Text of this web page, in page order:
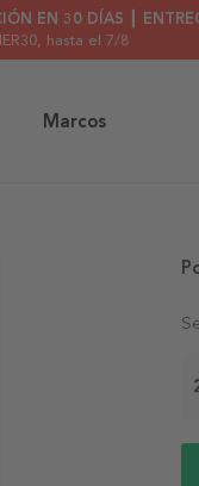
EN 30 DÍAS ┃
, hasta el 7/8
Marcos